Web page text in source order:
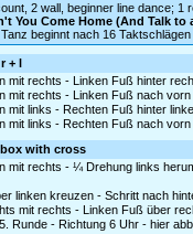
2 wall, beginner line dance; 1
You Come Home (And Talk to
beginnt nach 16 Taktschlägen
+ l
mit rechts - Linken Fuß hinter
mit rechts - Linken Fuß nach
mit links - Rechten Fuß hinter
mit links - Rechten Fuß nach
with cross
mit rechts - ¼ Drehung links
linken kreuzen - Schritt nach
mit rechts - Linken Fuß über
Runde - Richtung 6 Uhr - hier